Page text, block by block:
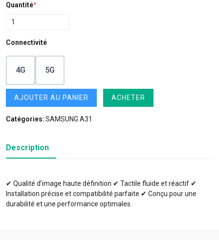
Quantité*
Connectivité
4G 5G
AJOUTER AU PANIER ACHETER
Catégories:SAMSUNG A31
Description
✔ Qualité d’image haute définition ✔ Tactile fluide et réactif ✔
Installation précise et compatibilité parfaite ✔ Conçu pour une
durabilité et une performance optimales